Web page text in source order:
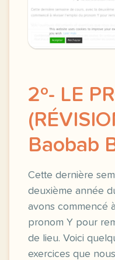
2º- LE
Baobab
Cette dernière
deuxième année
avons commencé
pronom Y pour
de lieu. Voici
exercices que